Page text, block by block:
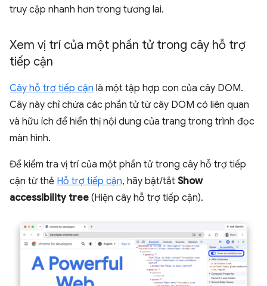
truy cập nhanh hơn trong tương lai.
Xem vị trí của một phần tử trong cây hỗ trợ
tiếp cận
Cây hỗ trợ tiếp cận là một tập hợp con của cây DOM.
Cây này chỉ chứa các phần tử từ cây DOM có liên quan
và hữu ích để hiển thị nội dung của trang trong trình đọc
màn hình.
Để kiểm tra vị trí của một phần tử trong cây hỗ trợ tiếp
cận từ thẻ Hỗ trợ tiếp cận, hãy bật/tắt Show
accessibility tree (Hiện cây hỗ trợ tiếp cận).